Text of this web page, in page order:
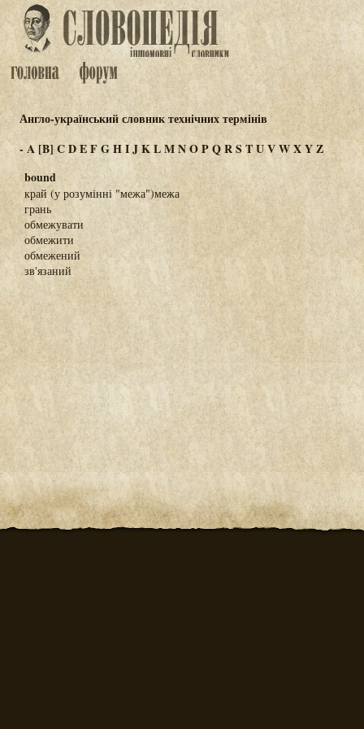
Англо-український словник технічних термінів
-A [B] CDEFGHIJKLMNOPQRSTUVWXYZ
bound
край (у розумінні "межа")межа
грань
обмежувати
обмежити
обмежений
зв'язаний